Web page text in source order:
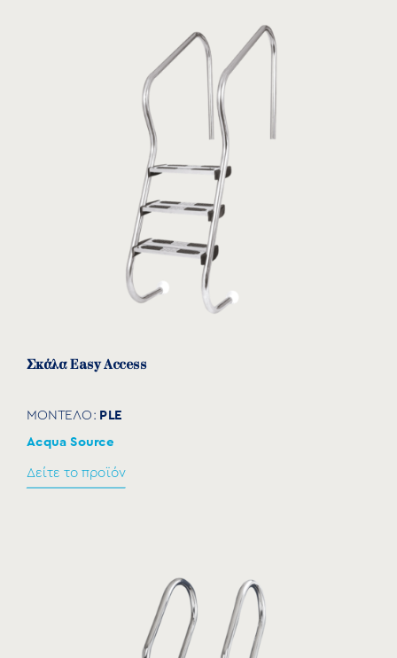
Σκάλα Easy Access
ΜΟΝΤΕΛΟ: PLE
Acqua Source
Δείτε το προϊόν